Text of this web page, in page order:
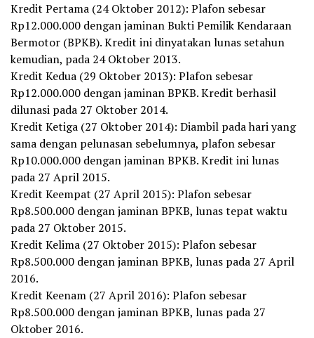
Kredit Pertama (24 Oktober 2012): Plafon sebesar
Rp12.000.000 dengan jaminan Bukti Pemilik Kendaraan
Bermotor (BPKB). Kredit ini dinyatakan lunas setahun
kemudian, pada 24 Oktober 2013.
Kredit Kedua (29 Oktober 2013): Plafon sebesar
Rp12.000.000 dengan jaminan BPKB. Kredit berhasil
dilunasi pada 27 Oktober 2014.
Kredit Ketiga (27 Oktober 2014): Diambil pada hari yang
sama dengan pelunasan sebelumnya, plafon sebesar
Rp10.000.000 dengan jaminan BPKB. Kredit ini lunas
pada 27 April 2015.
Kredit Keempat (27 April 2015): Plafon sebesar
Rp8.500.000 dengan jaminan BPKB, lunas tepat waktu
pada 27 Oktober 2015.
Kredit Kelima (27 Oktober 2015): Plafon sebesar
Rp8.500.000 dengan jaminan BPKB, lunas pada 27 April
2016.
Kredit Keenam (27 April 2016): Plafon sebesar
Rp8.500.000 dengan jaminan BPKB, lunas pada 27
Oktober 2016.